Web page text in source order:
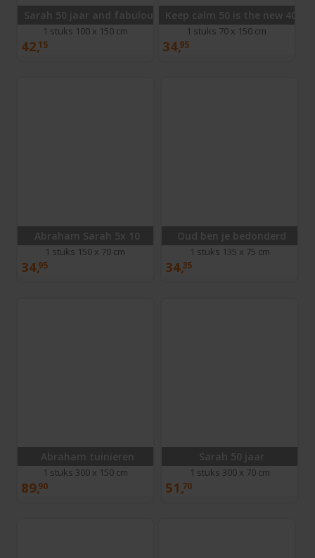
Sarah 50 jaar and fabulous
1 stuks 100 x 150 cm
42,15
Keep calm 50 is the new 40
1 stuks 70 x 150 cm
34,95
Abraham Sarah 5x 10
1 stuks 150 x 70 cm
34,95
Oud ben je bedonderd
1 stuks 135 x 75 cm
34,35
Abraham tuinieren
1 stuks 300 x 150 cm
89,90
Sarah 50 jaar
1 stuks 300 x 70 cm
51,70